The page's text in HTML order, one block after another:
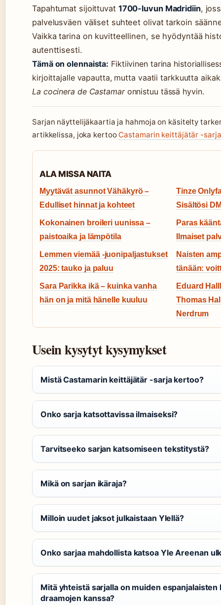
Tapahtumat sijoittuvat 1700-luvun Madridiin,
palvelusväen väliset suhteet olivat tarkoin
Vaikka tarina on kuvitteellinen, se hyödyntää
autenttisesti.
Tämä on olennaista: Fiktiivinen tarina
kirjoittajalle vapautta, mutta vaatii tarkkuutta
La cocinera de Castamaronnistuu tässä hyvin.
Sarjan näyttelijäkaartia ja hahmoja on käsitelty
artikkelissa, joka kertoo Castamarin keittäjätär -
ALA MISSA NAITA
Myytävät asunnot Vähäkyrö –
Edulliset hinnat ja kohteet
Tinze
Sisältösi
Kokonainen broileri uunissa –
paistoaika ja lämpötila
Paras
Ilmaiset
Lemmen viemää -juonipaljastukset
2025: tauko ja paluu
Naisten
tänään:
Sara Parikka ikä – kuinka vanha
hän on ja mitä hänelle kuuluu
Eduard
Thomas
Nerdrum
Usein kysytyt kysymykset
Mistä Castamarin keittäjätär -sarja kertoo?
Onko sarja katsottavissa ilmaiseksi?
Tarvitseeko sarjan katsomiseen tekstitystä?
Mikä on sarjan ikäraja?
Milloin uudet jaksot julkaistaan Ylellä?
Onko sarjaa mahdollista katsoa Yle Areenan
Mitä yhteistä sarjalla on muiden
draamojen kanssa?